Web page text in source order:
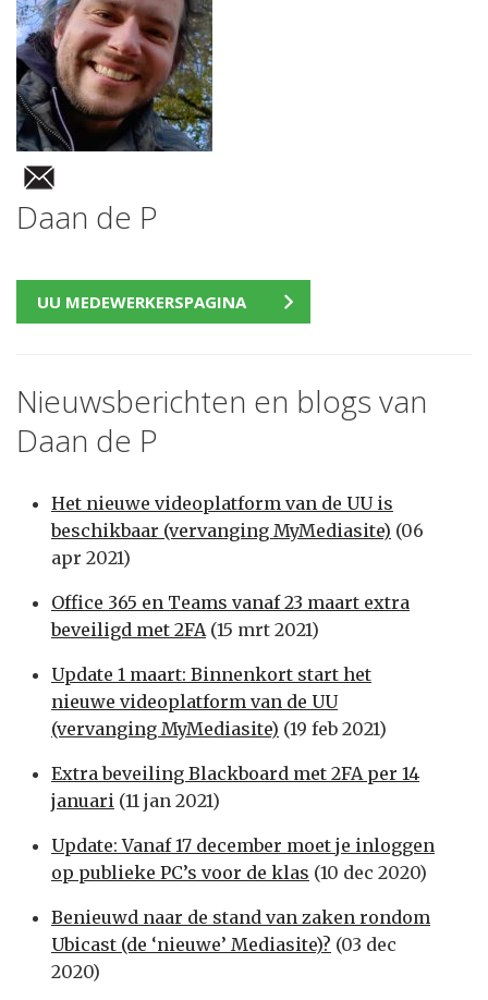
Daan de P
UU MEDEWERKERSPAGINA
Nieuwsberichten en blogs van
Daan de P
Het nieuwe videoplatform van de UU is
beschikbaar (vervanging MyMediasite) (06
apr 2021)
Office 365 en Teams vanaf 23 maart extra
beveiligd met 2FA (15 mrt 2021)
Update 1 maart: Binnenkort start het
nieuwe videoplatform van de UU
(vervanging MyMediasite) (19 feb 2021)
Extra beveiling Blackboard met 2FA per 14
januari (11 jan 2021)
Update: Vanaf 17 december moet je inloggen
op publieke PC’s voor de klas (10 dec 2020)
Benieuwd naar de stand van zaken rondom
Ubicast (de ‘nieuwe’ Mediasite)? (03 dec
2020)